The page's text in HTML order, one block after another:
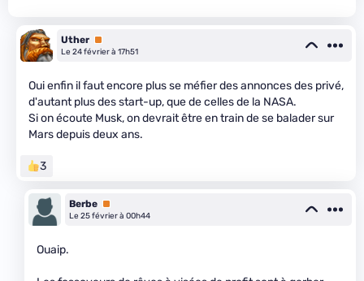
Uther Premium
Le 24 février à 17h51
Oui enfin il faut encore plus se méfier des annonces des privé,
d'autant plus des start-up, que de celles de la NASA.
Si on écoute Musk, on devrait être en train de se balader sur
Mars depuis deux ans.
3
Berbe Premium
Le 25 février à 00h44
Ouaip.